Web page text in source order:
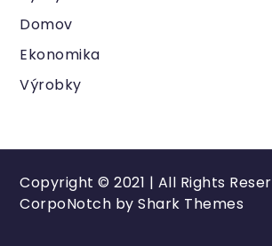
Domov
Ekonomika
Výrobky
Copyright © 2021 | All Rights
CorpoNotch byShark Themes